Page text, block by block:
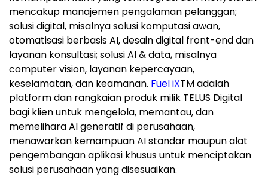
mencakup manajemen pengalaman pelanggan;
solusi digital, misalnya solusi komputasi awan,
otomatisasi berbasis AI, desain digital front-end dan
layanan konsultasi; solusi AI & data, misalnya
computer vision, layanan kepercayaan,
keselamatan, dan keamanan. Fuel iXTMadalah
platform dan rangkaian produk milik TELUS Digital
bagi klien untuk mengelola, memantau, dan
memelihara AI generatif di perusahaan,
menawarkan kemampuan AI standar maupun alat
pengembangan aplikasi khusus untuk menciptakan
solusi perusahaan yang disesuaikan.